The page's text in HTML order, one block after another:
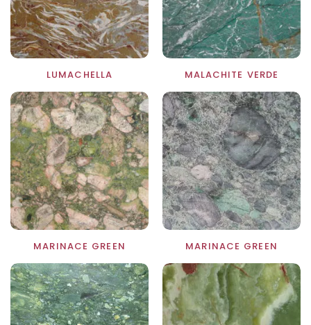
LUMACHELLA MALACHITE VERDE
MARINACE GREEN MARINACE GREEN